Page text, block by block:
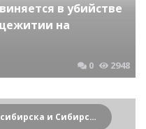
в убийстве
на
0 2948
Криминальные новости Новосибирска и Сибирского региона